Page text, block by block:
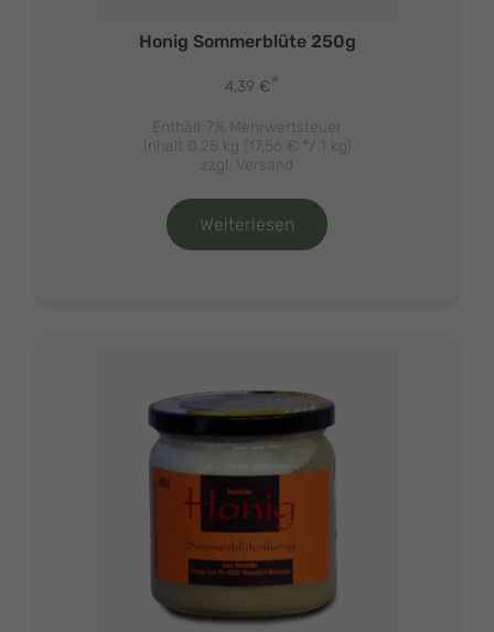
Honig Sommerblüte 250g
4,39 €*
Enthält 7% Mehrwertsteuer
Inhalt 0,25 kg (17,56 € */ 1 kg)
zzgl. Versand
Weiterlesen